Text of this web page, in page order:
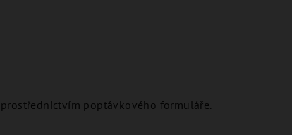
poptávkového formuláře.